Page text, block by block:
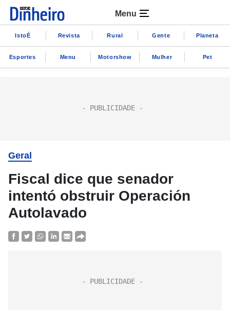
Menu
IstoÉ Revista Rural Gente Planeta
Esportes Menu Motorshow Mulher Pet
Geral
Fiscal dice que senador
intentó obstruir Operación
Autolavado